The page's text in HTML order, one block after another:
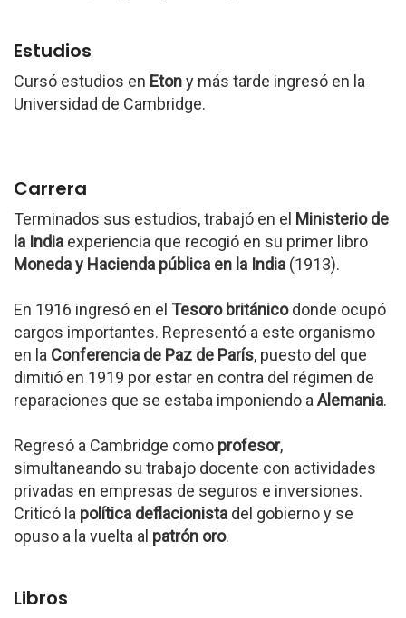
Estudios
Cursó estudios en Etony más tarde ingresó en la
Universidad de Cambridge.
Carrera
Terminados sus estudios, trabajó en el Ministerio de
la India experiencia que recogió en su primer libro
Moneda y Hacienda pública en la India (1913).
En 1916 ingresó en el Tesoro británicodonde ocupó
cargos importantes. Representó a este organismo
en la Conferencia de Paz de París, puesto del que
dimitió en 1919 por estar en contra del régimen de
reparaciones que se estaba imponiendo a Alemania.
Regresó a Cambridge como profesor,
simultaneando su trabajo docente con actividades
privadas en empresas de seguros e inversiones.
Criticó la política deflacionista del gobierno y se
opuso a la vuelta al patrón oro.
Libros